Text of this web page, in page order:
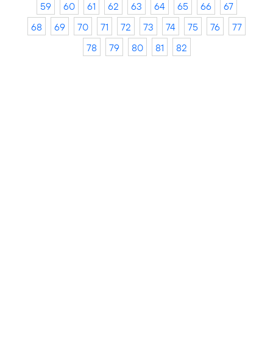
59
60 61 62 63 64 65 66
67
68
69 70 71 72 73 74 75 76
77
78
79 80 81 82